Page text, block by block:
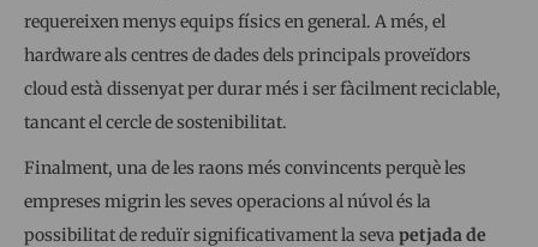
requereixen menys equips físics en general. A més, el
hardware als centres de dades dels principals proveïdors
cloud està dissenyat per durar més i ser fàcilment reciclable,
tancant el cercle de sostenibilitat.
Finalment, una de les raons més convincents perquè les
empreses migrin les seves operacions al núvol és la
possibilitat de reduïr significativament la seva petjada de